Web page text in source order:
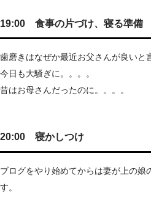
19:00 食事の片づけ、寝る準備
歯磨きはなぜか最近お父さんが良いと
今日も大騒ぎに。。。。
昔はお母さんだったのに。。。。
20:00 寝かしつけ
ブログをやり始めてからは妻が上の娘
す。